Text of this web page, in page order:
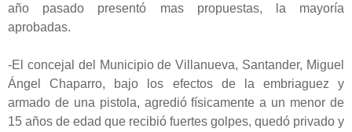
año pasado presentó mas propuestas, la mayoría
aprobadas.
-El concejal del Municipio de Villanueva, Santander, Miguel
Ángel Chaparro, bajo los efectos de la embriaguez y
armado de una pistola, agredió físicamente a un menor de
15 años de edad que recibió fuertes golpes, quedó privado y